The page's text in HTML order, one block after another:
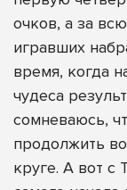
очков, а за
игравших
время, когда
чудеса
сомневаюсь,
продолжить
круге. А вот с